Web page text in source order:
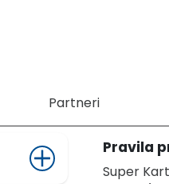
Partneri
Pravila
Super